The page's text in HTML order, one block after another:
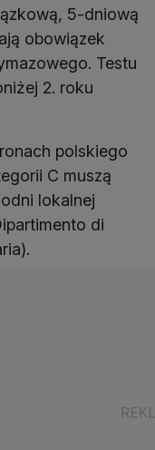
5-dniową
obowiązek
Testu
2. roku
polskiego
C muszą
lokalnej
di